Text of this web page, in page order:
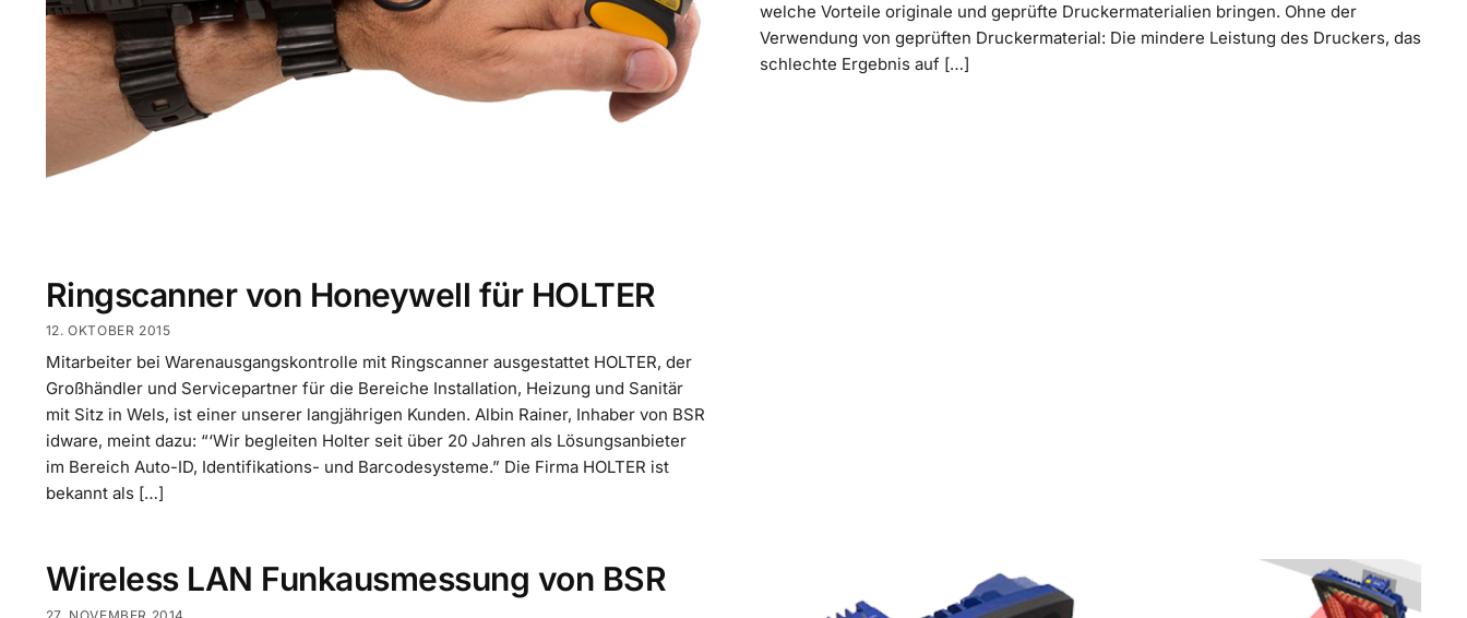
Ringscanner von Honeywell für HOLTER
12. OKTOBER 2015
Mitarbeiter bei Warenausgangskontrolle mit Ringscanner ausgestattet HOLTER, der
Großhändler und Servicepartner für die Bereiche Installation, Heizung und Sanitär
mit Sitz in Wels, ist einer unserer langjährigen Kunden. Albin Rainer, Inhaber von BSR
idware, meint dazu: “‘Wir begleiten Holter seit über 20 Jahren als Lösungsanbieter
im Bereich Auto-ID, Identifikations- und Barcodesysteme.” Die Firma HOLTER ist
bekannt als […]
welche Vorteile originale und geprüfte Druckermaterialien bringen. Ohne der
Verwendung von geprüften Druckermaterial: Die mindere Leistung des Druckers, das
schlechte Ergebnis auf […]
Wireless LAN Funkausmessung von BSR